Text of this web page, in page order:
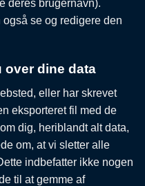
deres brugernavn).
se og redigere den
over dine data
eller har skrevet
eksporteret fil med de
dig, heriblandt alt data,
om, at vi sletter alle
indbefatter ikke nogen
til at gemme af